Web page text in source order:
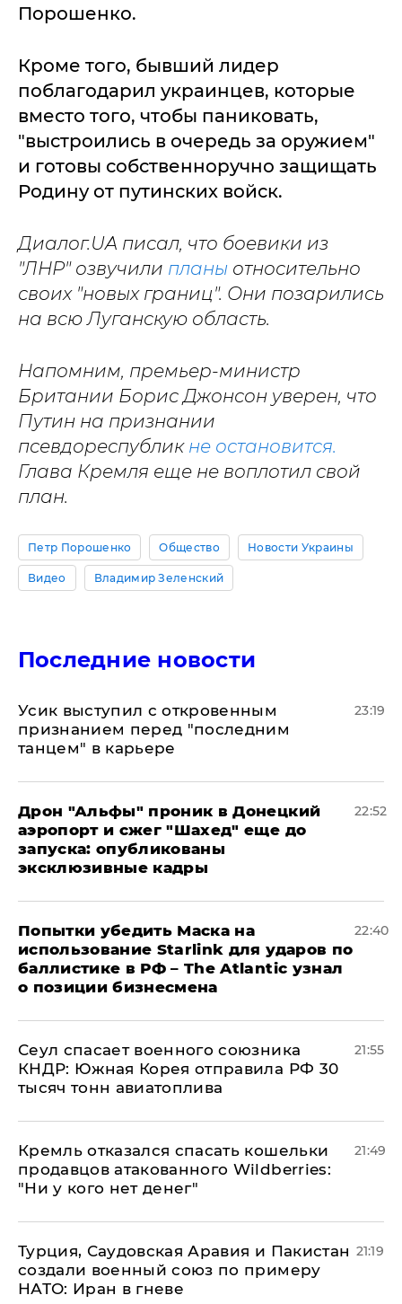
Порошенко.
Кроме того, бывший лидер
поблагодарил украинцев, которые
вместо того, чтобы паниковать,
"выстроились в очередь за оружием"
и готовы собственноручно защищать
Родину от путинских войск.
Диалог.UA писал, что боевики из
"ЛНР" озвучили планы относительно
своих "новых границ". Они позарились
на всю Луганскую область.
Напомним, премьер-министр
Британии Борис Джонсон уверен, что
Путин на признании
псевдореспублик не остановится.
Глава Кремля еще не воплотил свой
план.
Петр Порошенко Общество Новости Украины
Видео Владимир Зеленский
Последние новости
Усик выступил с откровенным
признанием перед "последним
танцем" в карьере
23:19
Дрон "Альфы" проник в Донецкий
аэропорт и сжег "Шахед" еще до
запуска: опубликованы
эксклюзивные кадры
22:52
Попытки убедить Маска на
использование Starlink для ударов по
баллистике в РФ – The Atlantic узнал
о позиции бизнесмена
22:40
​Сеул спасает военного союзника
КНДР: Южная Корея отправила РФ 30
тысяч тонн авиатоплива
21:55
Кремль отказался спасать кошельки
продавцов атакованного Wildberries:
"Ни у кого нет денег"
21:49
Турция, Саудовская Аравия и Пакистан
создали военный союз по примеру
НАТО: Иран в гневе
21:19